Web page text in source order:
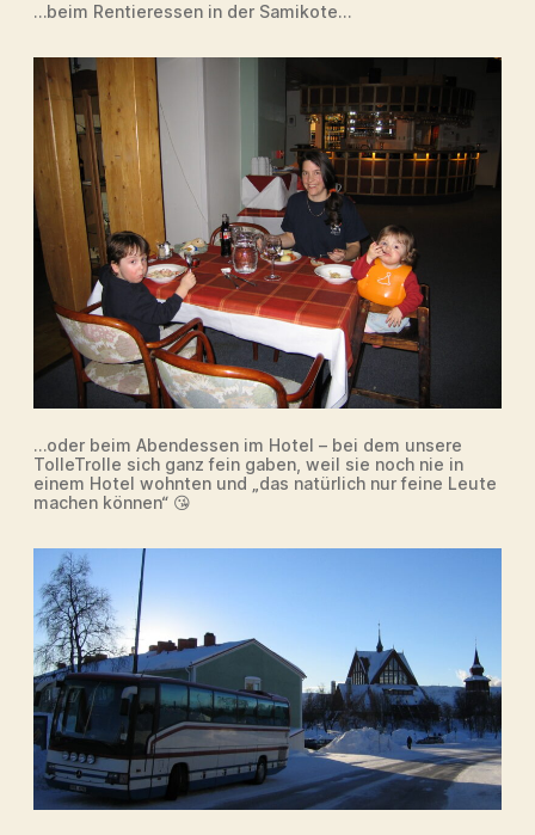
…beim Rentieressen in der Samikote…
…oder beim Abendessen im Hotel – bei dem unsere
TolleTrolle sich ganz fein gaben, weil sie noch nie in
einem Hotel wohnten und „das natürlich nur feine Leute
machen können“ 😘